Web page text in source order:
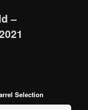
–
Selection